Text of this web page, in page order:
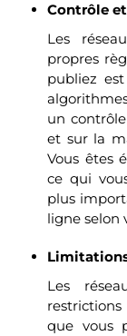
Contrôle
Les
propres
publiez
un
et sur la
Vous êtes
ce qui
plus
ligne selon
Les
que vous